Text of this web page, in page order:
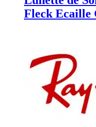
Fleck Ecaille